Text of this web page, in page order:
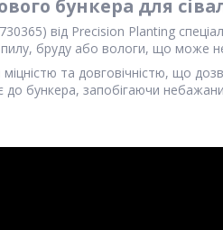
бункера для
від Precision Planting
бруду або вологи, що може
та довговічністю, що
бункера, запобігаючи